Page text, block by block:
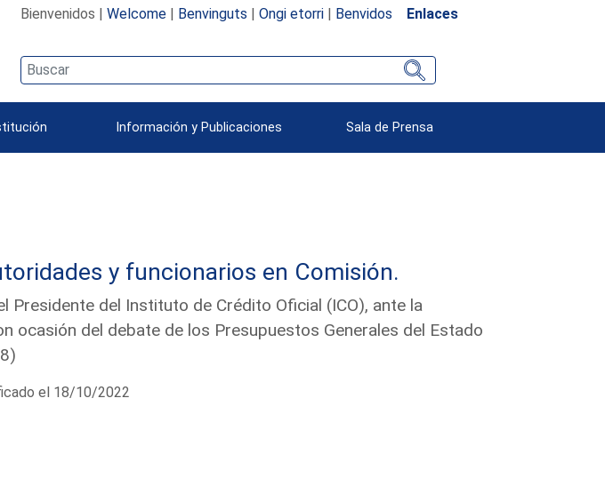
Bienvenidos | Welcome| Benvinguts | Ongi etorri| Benvidos Enlaces
Información y Publicaciones Sala de Prensa
y funcionarios en Comisión.
Presidente del Instituto de Crédito Oficial (ICO), ante la
ocasión del debate de los Presupuestos Generales del Estado
el 18/10/2022